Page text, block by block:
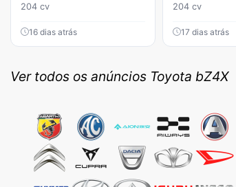
204 cv
16 dias atrás
204 cv
17 dias atrás
Ver todos os anúncios Toyota bZ4X